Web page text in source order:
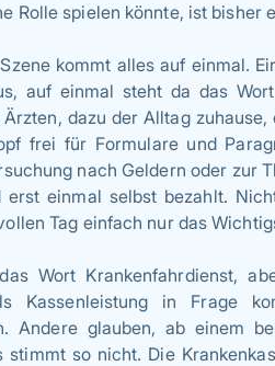
Rolle spielen könnte, ist bisher
kommt alles auf einmal.
auf einmal steht da das
dazu der Alltag
frei für Formulare und
nach Geldern oder zur
erst einmal selbst bezahlt.
Tag einfach nur das
Wort Krankenfahrdienst,
Kassenleistung in Frage
Andere glauben, ab einem
stimmt so nicht. Die